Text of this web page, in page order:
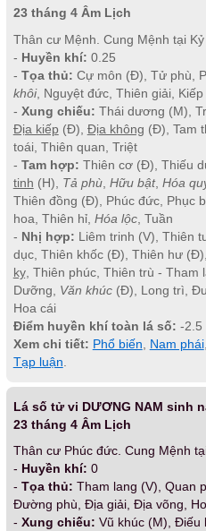
23 tháng 4 Âm Lịch
Thân cư Mệnh. Cung Mệnh tại
- Huyền khí: 0.25
- Tọa thủ: Cự môn (Đ), Tử phù,
khôi, Nguyệt đức, Thiên giải, Kiếp
- Xung chiếu: Thái dương (M),
Địa kiếp(Đ), Địa không (Đ), Tam
toái, Thiên quan, Triệt
- Tam hợp: Thiên cơ (Đ), Thiếu
tinh (H), Tả phù, Hữu bật, Hóa
Thiên đồng (Đ), Phúc đức, Phục
hoa, Thiên hỉ, Hóa lộc, Tuần
- Nhị hợp: Liêm trinh (V), Thiên
dục, Thiên khốc (Đ), Thiên hư (Đ),
kỵ, Thiên phúc, Thiên trù - Tham
Dưỡng, Văn khúc(Đ), Long trì,
Hoa cái
Điểm huyền khí toàn lá số: -2.5
Xem chi tiết: Phổ biến Nam phái,
Tạp luận
Lá số tử vi DƯƠNG NAM sinh
23 tháng 4 Âm Lịch
Thân cư Phúc đức. Cung Mệnh
- Huyền khí: 0
- Tọa thủ: Tham lang (V), Quan
Đường phù, Địa giải, Địa võng,
- Xung chiếu: Vũ khúc (M), Điếu